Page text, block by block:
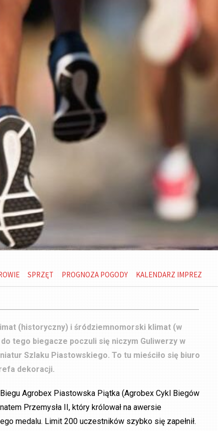
SPRZĘT PROGNOZA POGODY KALENDARZ IMPREZ
(historyczny) i śródziemnomorski klimat (w
tego biegacze poczuli się niczym Guliwerzy w
Szlaku Piastowskiego. To tu mieściło się biuro
dekoracji.
Biegu Agrobex Piastowska Piątka (Agrobex Cykl Biegów
Przemysła II, który królował na awersie
medalu. Limit 200 uczestników szybko się zapełnił.